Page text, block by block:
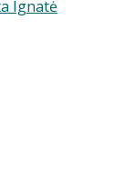
Ignatė